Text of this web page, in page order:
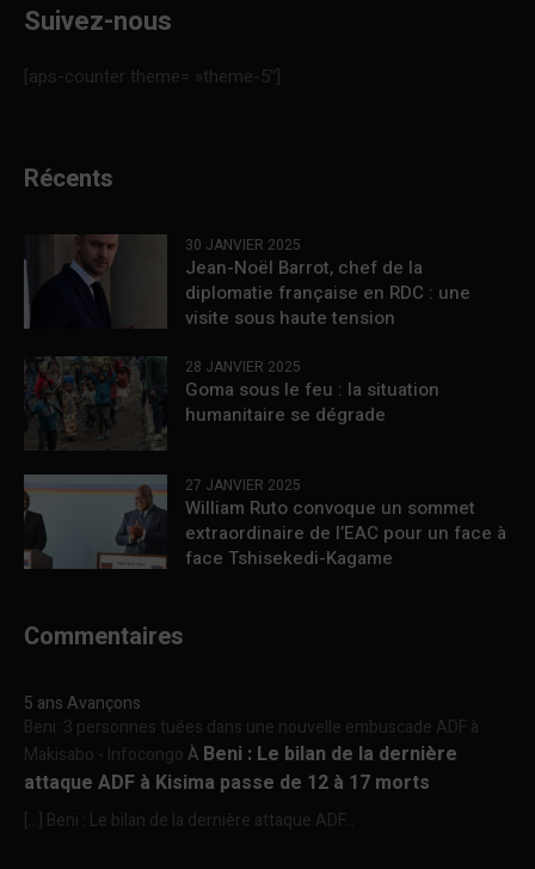
Suivez-nous
[aps-counter theme= »theme-5″]
Récents
30 JANVIER 2025
Jean-Noël Barrot, chef de la
diplomatie française en RDC : une
visite sous haute tension
28 JANVIER 2025
Goma sous le feu : la situation
humanitaire se dégrade
27 JANVIER 2025
William Ruto convoque un sommet
extraordinaire de l’EAC pour un face à
face Tshisekedi-Kagame
Commentaires
5 ans Avançons
Beni :3 personnes tuées dans une nouvelle embuscade ADF à
Makisabo - InfocongoÀ Beni : Le bilan de la dernière
attaque ADF à Kisima passe de 12 à 17 morts
[…] Beni : Le bilan de la dernière attaque ADF...